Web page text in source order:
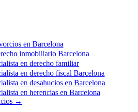
en Barcelona
inmobiliario Barcelona
en derecho familiar
en derecho fiscal Barcelona
en desahucios en Barcelona
en herencias en Barcelona
→